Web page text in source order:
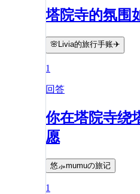
塔院寺的氛围
🌸Livia的旅行手账✈️
1
回答
你在塔院寺绕
愿
悠⺗mumuの旅记
1